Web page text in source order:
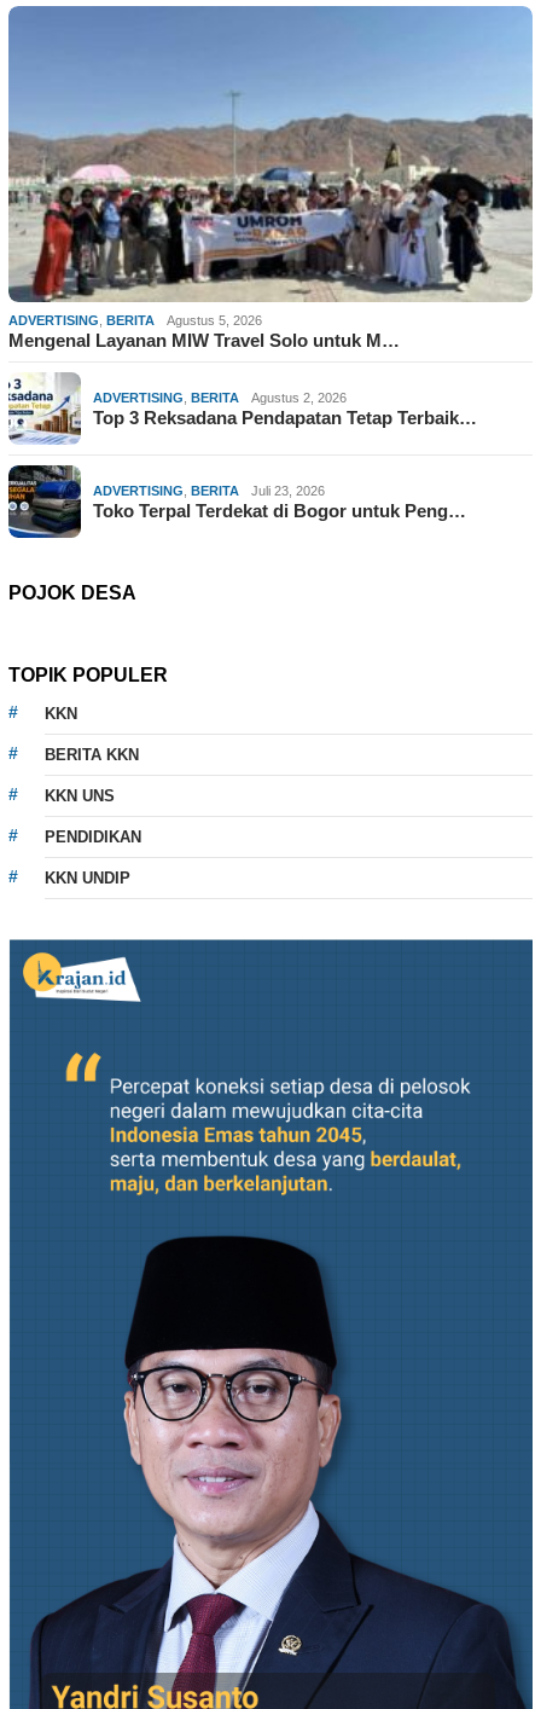
ADVERTISING, BERITA Agustus 5, 2026
Mengenal Layanan MIW Travel Solo untuk M…
ADVERTISING, BERITA Agustus 2, 2026
Top 3 Reksadana Pendapatan Tetap Terbaik…
ADVERTISING, BERITA Juli 23, 2026
Toko Terpal Terdekat di Bogor untuk Peng…
POJOK DESA
TOPIK POPULER
KKN
BERITA KKN
KKN UNS
PENDIDIKAN
KKN UNDIP